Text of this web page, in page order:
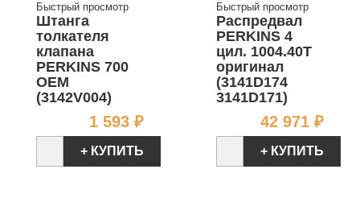
Быстрый просмотр
Штанга
толкателя
клапана
PERKINS 700
OEM
(3142V004)
1 593 ₽Цена
+ КУПИТЬ
Быстрый просмотр
Распредвал
PERKINS 4
цил. 1004.40T
оригинал
(3141D174
3141D171)
42 971 ₽
+ КУПИТЬ